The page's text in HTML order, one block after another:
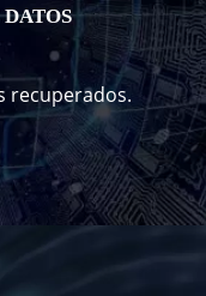
recuperados.